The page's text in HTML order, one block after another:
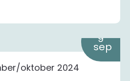
9
sep
oktober 2024